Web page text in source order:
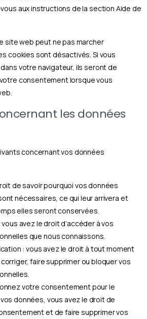
aux instructions de la section Aide de
site web peut ne pas marcher
cookies sont désactivés. Si vous
votre navigateur, ils seront de
consentement lorsque vous
les données
concernant vos données
de savoir pourquoi vos données
nécessaires, ce qui leur arrivera et
elles seront conservées.
avez le droit d’accéder à vos
que nous connaissons.
: vous avez le droit à tout moment
faire supprimer ou bloquer vos
votre consentement pour le
données, vous avez le droit de
et de faire supprimer vos